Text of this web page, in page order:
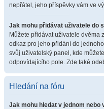
nepřátel, jeho příspěvky vám ve
Jak mohu přidávat uživatele do
Můžete přidávat uživatele dvěma
odkaz pro jeho přidání do
svůj uživatelský panel, kde
odpovídajícího pole. Zde také
Hledání na fóru
Jak mohu hledat v jednom nebo